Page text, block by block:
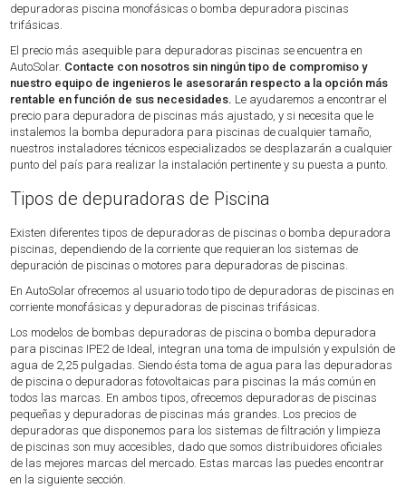
depuradoras piscina monofásicas o bomba depuradora piscinas
trifásicas.
El precio más asequible para depuradoras piscinas se encuentra en
AutoSolar. Contacte con nosotros sin ningún tipo de compromiso y
nuestro equipo de ingenieros le asesorarán respecto a la opción más
rentable en función de sus necesidades. Le ayudaremos a encontrar el
precio para depuradora de piscinas más ajustado, y si necesita que le
instalemos la bomba depuradora para piscinas de cualquier tamaño,
nuestros instaladores técnicos especializados se desplazarán a cualquier
punto del país para realizar la instalación pertinente y su puesta a punto.
Tipos de depuradoras de Piscina
Existen diferentes tipos de depuradoras de piscinas o bomba depuradora
piscinas, dependiendo de la corriente que requieran los sistemas de
depuración de piscinas o motores para depuradoras de piscinas.
En AutoSolar ofrecemos al usuario todo tipo de depuradoras de piscinas en
corriente monofásicas y depuradoras de piscinas trifásicas.
Los modelos de bombas depuradoras de piscina o bomba depuradora
para piscinas IPE2 de Ideal, integran una toma de impulsión y expulsión de
agua de 2,25 pulgadas. Siendo ésta toma de agua para las depuradoras
de piscina o depuradoras fotovoltaicas para piscinas la más común en
todos las marcas. En ambos tipos, ofrecemos depuradoras de piscinas
pequeñas y depuradoras de piscinas más grandes. Los precios de
depuradoras que disponemos para los sistemas de filtración y limpieza
de piscinas son muy accesibles, dado que somos distribuidores oficiales
de las mejores marcas del mercado. Estas marcas las puedes encontrar
en la siguiente sección.